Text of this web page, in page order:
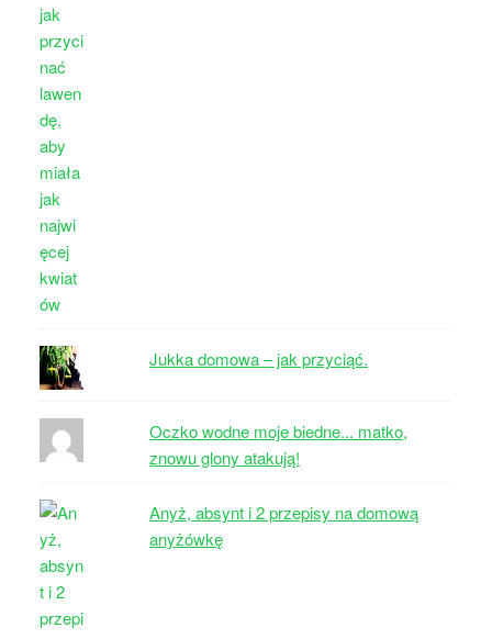
Jukka domowa – jak przyciąć.
Oczko wodne moje biedne... matko,
znowu glony atakują!
Anyż, absynt i 2 przepisy na domową
anyżówkę